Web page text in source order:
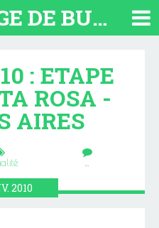
LE PETIT HERGE DE BUENOS AIRES 2026. TOUT SUR L'ARGENTINE
: ETAPE
ROSA -
AIRES
…
2010